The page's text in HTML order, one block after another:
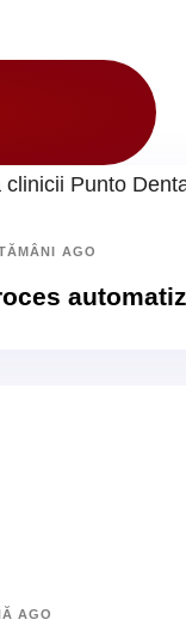
AGO
AGO